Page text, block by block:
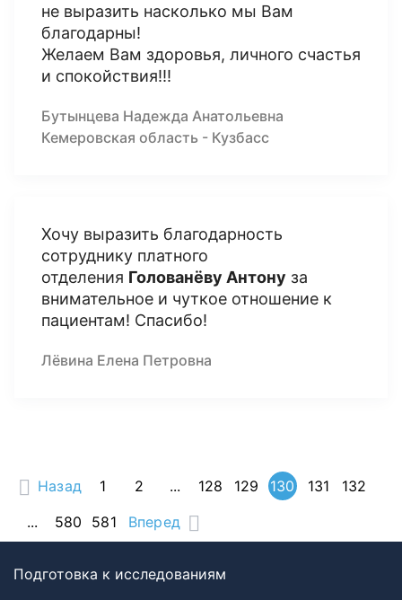
не выразить насколько мы Вам
благодарны!
Желаем Вам здоровья, личного счастья
и спокойствия!!!
Бутынцева Надежда Анатольевна
Кемеровская область - Кузбасс
Хочу выразить благодарность
сотруднику платного
отделения Голованёву Антону за
внимательное и чуткое отношение к
пациентам! Спасибо!
Лёвина Елена Петровна
Назад 1 2 ... 128 129 130 131
132
...
580 581 Вперед
Подготовка к исследованиям